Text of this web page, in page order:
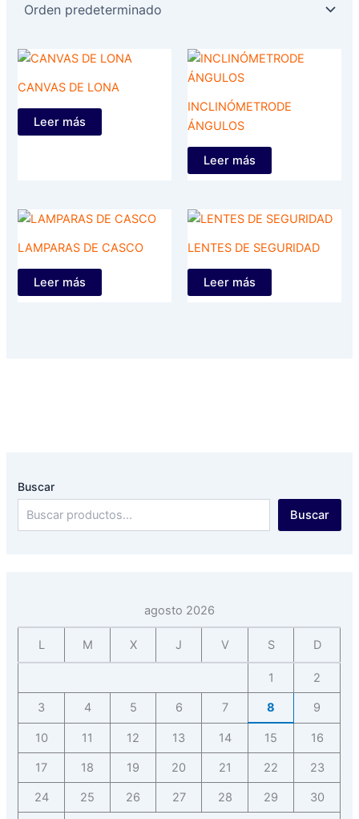
Buscar
Buscar
agosto 2026
L M X J V S D
1 2
3 4 5 6 7 8 9
10 11 12 13 14 15 16
17 18 19 20 21 22 23
24 25 26 27 28 29 30
CANVAS DE LONA
Leer más
INCLINÓMETRODE
ÁNGULOS
Leer más
LAMPARAS DE CASCO
Leer más
LENTES DE SEGURIDAD
Leer más